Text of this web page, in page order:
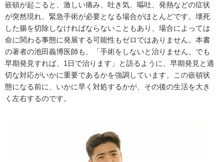
嵌頓が起こると、激しい痛み、吐き気、嘔吐、発熱などの症状
が突然現れ、緊急手術が必要となる場合がほとんどです。壊死
した腸を切除しなければならないこともあり、場合によっては
命に関わる事態に発展する可能性もゼロではありません。本書
の著者の池田義博医師も、「手術をしないと治りません。でも
早期発見すれば、1日で治ります」と語るように、早期発見と適
切な対応がいかに重要であるかを強調しています。この嵌頓状
態になる前に、いかに早く対処するかが、その後の生活を大き
く左右するのです。